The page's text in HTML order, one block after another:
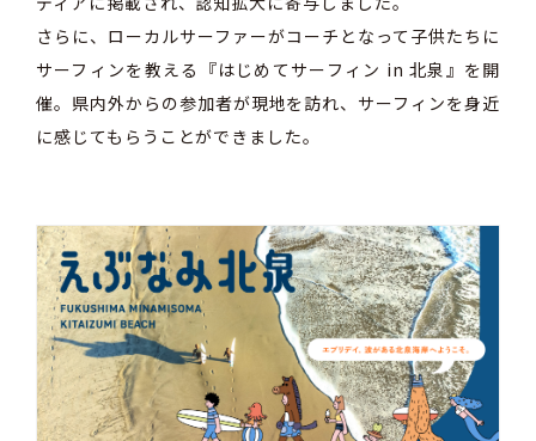
さらに、ローカルサーファーがコーチとなって子供たちに
サーフィンを教える『はじめてサーフィン in 北泉』を開
催。県内外からの参加者が現地を訪れ、サーフィンを身近
に感じてもらうことができました。